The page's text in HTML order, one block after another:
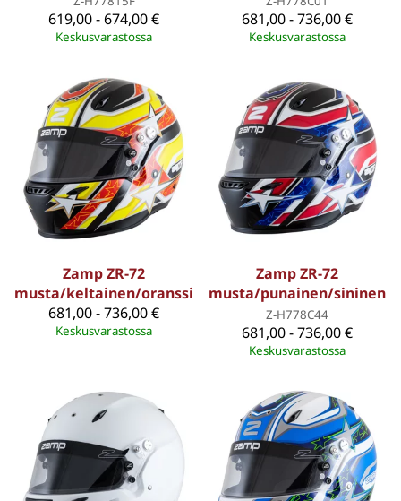
619,00 - 674,00 €
Keskusvarastossa
681,00 - 736,00 €
Keskusvarastossa
Zamp ZR-72
musta/keltainen/oranssi
681,00 - 736,00 €
Keskusvarastossa
Zamp ZR-72
musta/punainen/sininen
Z-H778C44
681,00 - 736,00 €
Keskusvarastossa